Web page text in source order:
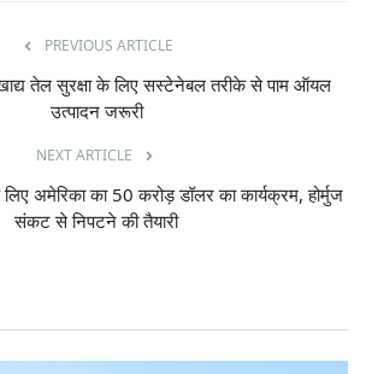
PREVIOUS ARTICLE
खाद्य तेल सुरक्षा के लिए सस्टेनेबल तरीके से पाम ऑयल
उत्पादन जरूरी
NEXT ARTICLE
अमेरिका का 50 करोड़ डॉलर का कार्यक्रम, होर्मुज
संकट से निपटने की तैयारी